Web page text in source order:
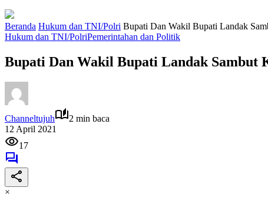
Beranda Hukum dan TNI/Polri Bupati Dan Wakil Bupati Landak
Hukum dan TNI/PolriPemerintahan dan Politik
Bupati Dan Wakil Bupati Landak
Channeltujuh
2 min baca
12 April 2021
17
×